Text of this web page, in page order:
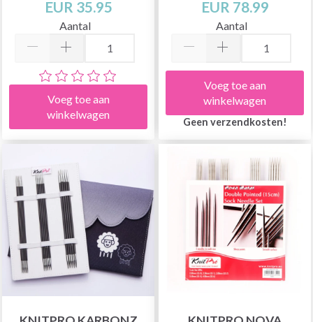
EUR 35.95
Aantal
Voeg toe aan
winkelwagen
EUR 78.99
Aantal
Voeg toe aan
winkelwagen
Geen verzendkosten!